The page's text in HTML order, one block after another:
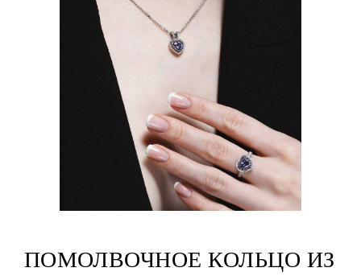
ПОМОЛВОЧНОЕ КОЛЬЦО ИЗ